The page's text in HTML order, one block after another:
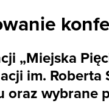
„Miejska
im.
oraz